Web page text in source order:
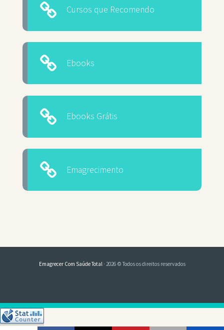
Cursos que Recomendo
Ebooks
Ebooks Grátis
Emagrecimento
Emagrecer Com Saúde Total · 2026 © Todos os direitos reservados